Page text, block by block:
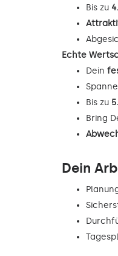
Bis zu
Echte
Dein
Bis zu
Bring
Dein